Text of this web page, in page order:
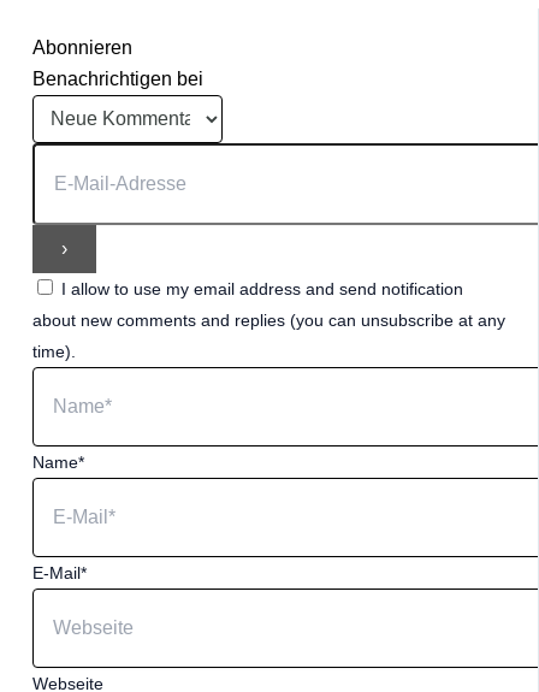
Abonnieren
Benachrichtigen bei
I allow to use my email address and send notification
about new comments and replies (you can unsubscribe at any
time).
Name*
E-Mail*
Webseite